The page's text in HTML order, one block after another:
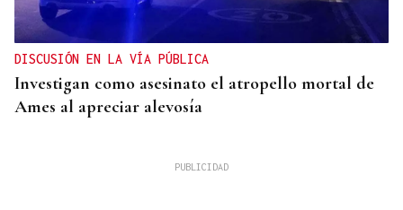
DISCUSIÓN EN LA VÍA PÚBLICA
Investigan como asesinato el atropello mortal de
Ames al apreciar alevosía